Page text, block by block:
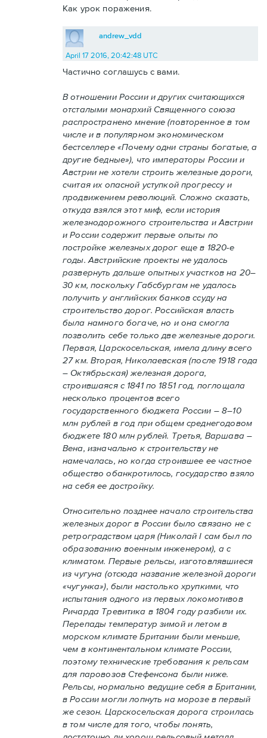
Как урок поражения.
andrew_vdd
April 17 2016, 20:42:48 UTC
Частично соглашусь с вами.
В отношении России и других считающихся
отсталыми монархий Священного союза
распространено мнение (повторенное в том
числе и в популярном экономическом
бестселлере «Почему одни страны богатые, а
другие бедные»), что императоры России и
Австрии не хотели строить железные дороги,
считая их опасной уступкой прогрессу и
продвижением революций. Сложно сказать,
откуда взялся этот миф, если история
железнодорожного строительства и Австрии
и России содержит первые опыты по
постройке железных дорог еще в 1820-е
годы. Австрийские проекты не удалось
развернуть дальше опытных участков на 20–
30 км, поскольку Габсбургам не удалось
получить у английских банков ссуду на
строительство дорог. Российская власть
была намного богаче, но и она смогла
позволить себе только две железные дороги.
Первая, Царскосельская, имела длину всего
27 км. Вторая, Николаевская (после 1918 года
– Октябрьская) железная дорога,
строившаяся с 1841 по 1851 год, поглощала
несколько процентов всего
государственного бюджета России – 8–10
млн рублей в год при общем среднегодовом
бюджете 180 млн рублей. Третья, Варшава –
Вена, изначально к строительству не
намечалась, но когда строившее ее частное
общество обанкротилось, государство взяло
на себя ее достройку.
Относительно позднее начало строительства
железных дорог в России было связано не с
ретроградством царя (Николай I сам был по
образованию военным инженером), а с
климатом. Первые рельсы, изготовлявшиеся
из чугуна (отсюда название железной дороги
«чугунка»), были настолько хрупкими, что
испытания одного из первых локомотивов
Ричарда Тревитика в 1804 году разбили их.
Перепады температур зимой и летом в
морском климате Британии были меньше,
чем в континентальном климате России,
поэтому технические требования к рельсам
для паровозов Стефенсона были ниже.
Рельсы, нормально ведущие себя в Британии,
в России могли лопнуть на морозе в первый
же сезон. Царскосельская дорога строилась
в том числе для того, чтобы понять,